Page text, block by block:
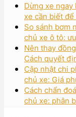
Dừng xe
xe cần biết
So sánh bơm
chủ xe ô tô:
Nên thay
Cách quyết
Cập nhật chi
chủ xe: Giá
Cách chẩn
chủ xe: phân